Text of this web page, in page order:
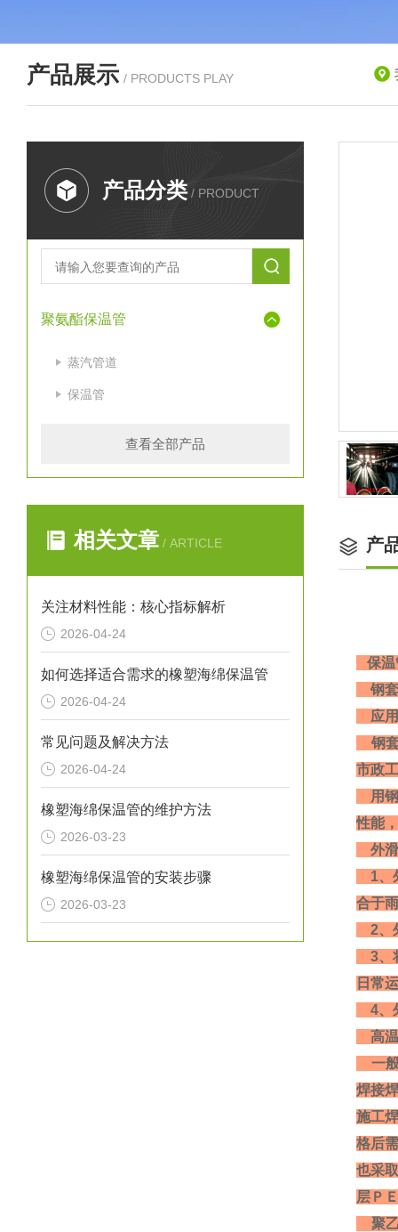
产品展示 / PRODUCTS PLAY
产品分类 / PRODUCT
聚氨酯保温管
蒸汽管道
保温管
查看全部产品
相关文章 / ARTICLE
关注材料性能：核心指标解析
2026-04-24
如何选择适合需求的橡塑海绵保温管
2026-04-24
常见问题及解决方法
2026-04-24
橡塑海绵保温管的维护方法
2026-03-23
橡塑海绵保温管的安装步骤
2026-03-23
产
保温
钢套
应
钢套
市政
用钢
性能
外滑
1、
合于
2、
3、
日常
4、
高温
一般
焊接
施工
格后
也采
层Ｐ
聚乙